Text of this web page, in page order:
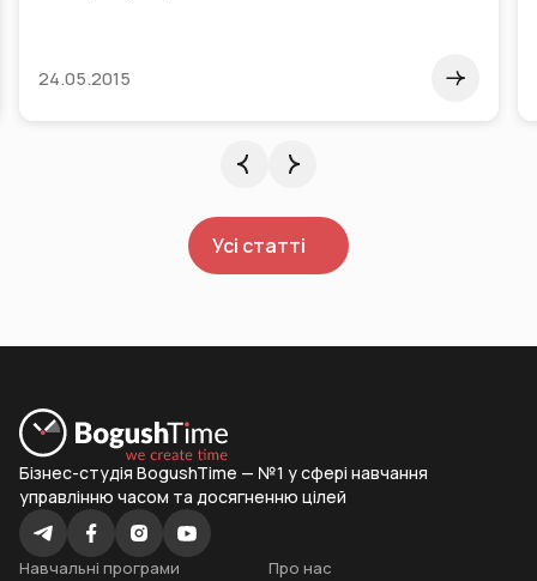
24.05.2015
Усі статті
Бізнес-студія BogushTime — №1 у сфері навчання
управлінню часом та досягненню цілей
Навчальні програми Про нас